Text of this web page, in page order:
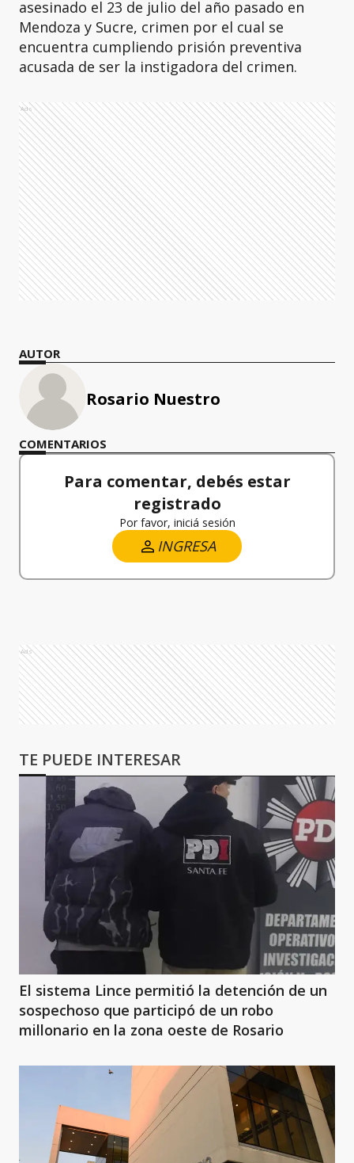
asesinado el 23 de julio del año pasado en
Mendoza y Sucre, crimen por el cual se
encuentra cumpliendo prisión preventiva
acusada de ser la instigadora del crimen.
Ads
AUTOR
Rosario Nuestro
COMENTARIOS
Para comentar, debés estar
registrado
Por favor, iniciá sesión
INGRESA
Ads
TE PUEDE INTERESAR
El sistema Lince permitió la detención de un
sospechoso que participó de un robo
millonario en la zona oeste de Rosario